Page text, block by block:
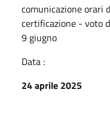
comunicazione orari
certificazione - voto
9 giugno
Data :
24 aprile 2025